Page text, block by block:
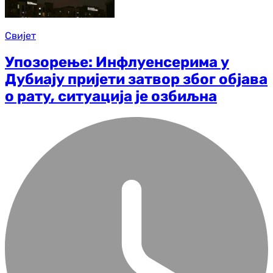
Свијет
Упозорење: Инфлуенсерима у
Дубиају пријети затвор због објава
о рату, ситуација је озбиљна